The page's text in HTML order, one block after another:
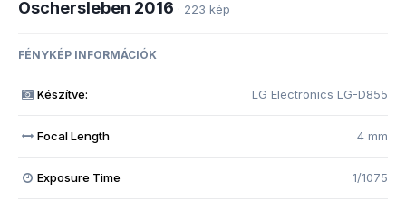
Oschersleben 2016 · 223 kép
FÉNYKÉP INFORMÁCIÓK
Készítve: LG Electronics LG-D855
Focal Length 4 mm
Exposure Time 1/1075